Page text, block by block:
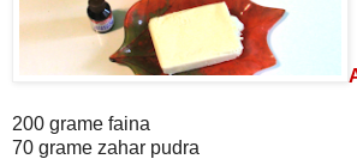
200 grame faina
70 grame zahar pudra